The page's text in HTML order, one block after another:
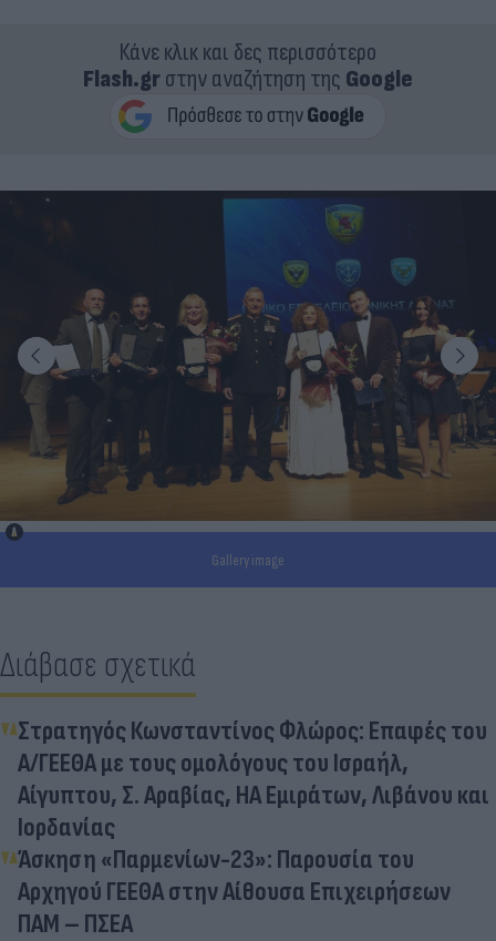
Κάνε κλικ και δες περισσότερο
Flash.grστην αναζήτηση της Google
Gallery image
Διάβασε σχετικά
Στρατηγός Κωνσταντίνος Φλώρος: Επαφές του
Α/ΓΕΕΘΑ με τους ομολόγους του Ισραήλ,
Αίγυπτου, Σ. Αραβίας, ΗΑ Εμιράτων, Λιβάνου και
Ιορδανίας
Άσκηση «Παρμενίων-23»: Παρουσία του
Αρχηγού ΓΕΕΘΑ στην Αίθουσα Επιχειρήσεων
ΠΑΜ – ΠΣΕΑ